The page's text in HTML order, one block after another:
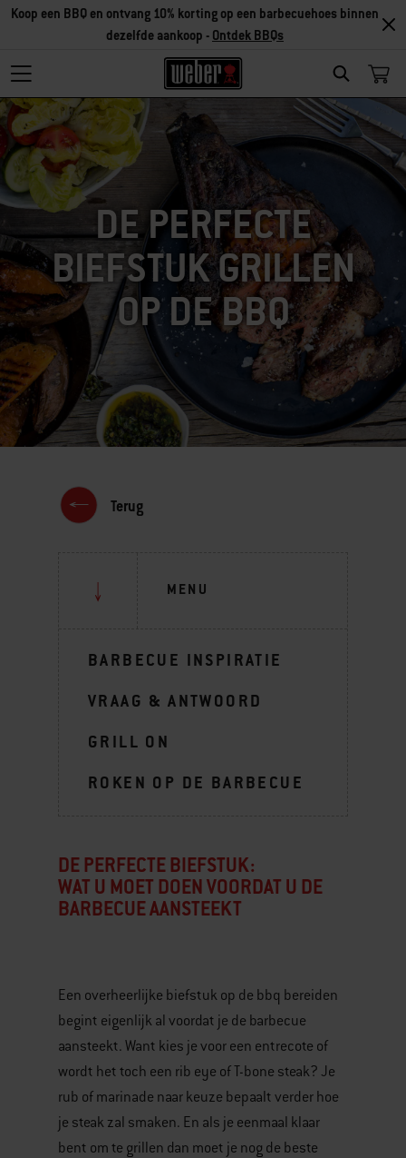
SEARCH
Koop een BBQ en ontvang 10% korting op een barbecuehoes binnen
dezelfde aankoop - Ontdek BBQs
DE PERFECTE
BIEFSTUK GRILLEN
OP DE BBQ
Terug
MENU
BARBECUE INSPIRATIE
VRAAG & ANTWOORD
GRILL ON
ROKEN OP DE BARBECUE
DE PERFECTE BIEFSTUK:
WAT U MOET DOEN VOORDAT U DE
BARBECUE AANSTEEKT
Een overheerlijke biefstuk op de bbq bereiden
begint eigenlijk al voordat je de barbecue
aansteekt. Want kies je voor een entrecote of
wordt het toch een rib eye of T-bone steak? Je
rub of marinade naar keuze bepaalt verder hoe
je steak zal smaken. En als je eenmaal klaar
bent om te grillen dan moet je nog de beste